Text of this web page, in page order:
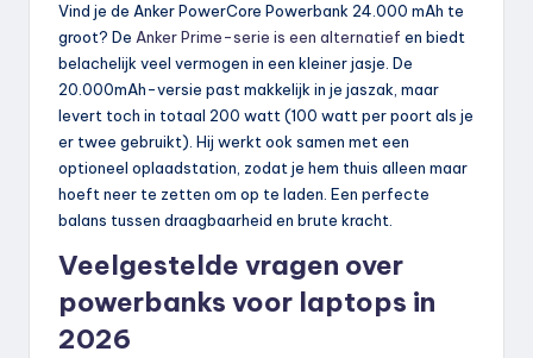
Vind je de Anker PowerCore Powerbank 24.000 mAh te
groot? De Anker Prime-serie is een alternatief en biedt
belachelijk veel vermogen in een kleiner jasje. De
20.000mAh-versie past makkelijk in je jaszak, maar
levert toch in totaal 200 watt (100 watt per poort als je
er twee gebruikt). Hij werkt ook samen met een
optioneel oplaadstation, zodat je hem thuis alleen maar
hoeft neer te zetten om op te laden. Een perfecte
balans tussen draagbaarheid en brute kracht.
Veelgestelde vragen over
powerbanks voor laptops in
2026